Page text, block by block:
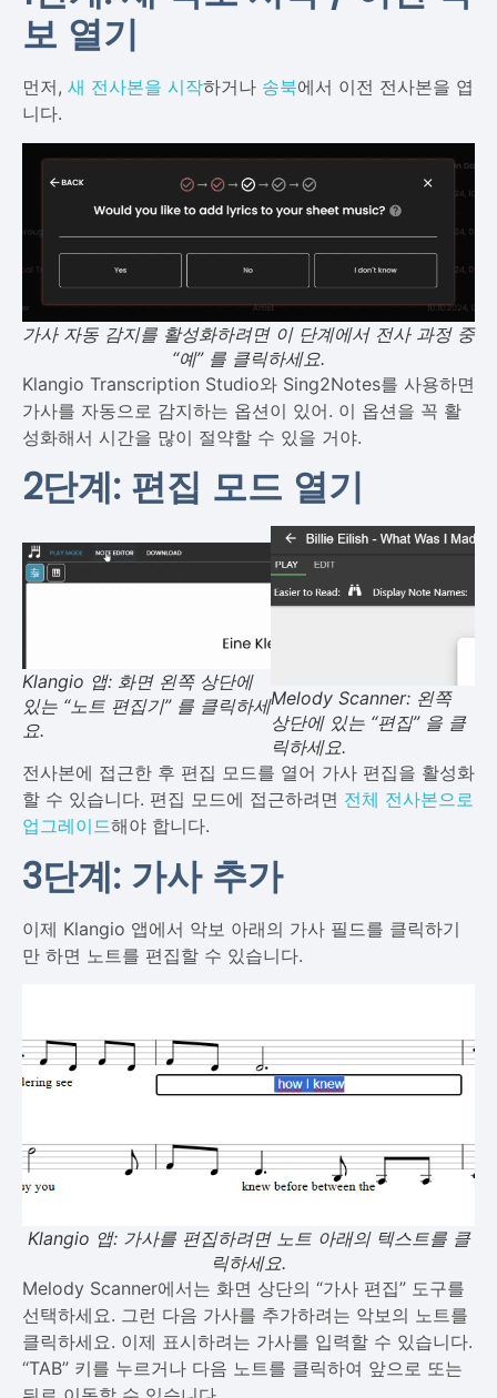
보 열기
먼저, 새 전사본을 시작하거나 송북에서 이전 전사본을 엽
니다.
가사 자동 감지를 활성화하려면 이 단계에서 전사 과정 중
“예” 를 클릭하세요.
Klangio Transcription Studio와 Sing2Notes를 사용하면
가사를 자동으로 감지하는 옵션이 있어. 이 옵션을 꼭 활
성화해서 시간을 많이 절약할 수 있을 거야.
2단계: 편집 모드 열기
Klangio 앱: 화면 왼쪽 상단에
있는 “노트 편집기” 를 클릭하세
요.
Melody Scanner: 왼쪽
상단에 있는 “편집” 을 클
릭하세요.
전사본에 접근한 후 편집 모드를 열어 가사 편집을 활성화
할 수 있습니다. 편집 모드에 접근하려면 전체 전사본으로
업그레이드해야 합니다.
3단계: 가사 추가
이제 Klangio 앱에서 악보 아래의 가사 필드를 클릭하기
만 하면 노트를 편집할 수 있습니다.
Klangio 앱: 가사를 편집하려면 노트 아래의 텍스트를 클
릭하세요.
Melody Scanner에서는 화면 상단의 “가사 편집” 도구를
선택하세요. 그런 다음 가사를 추가하려는 악보의 노트를
클릭하세요. 이제 표시하려는 가사를 입력할 수 있습니다.
“TAB” 키를 누르거나 다음 노트를 클릭하여 앞으로 또는